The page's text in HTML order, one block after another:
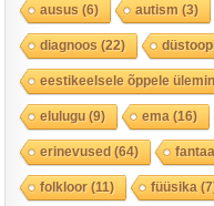
ausus (6) autism (3)
diagnoos (22)
eestikeelsele õppele
elulugu(9) ema (16)
erinevused(64)
folkloor(11) füüsika